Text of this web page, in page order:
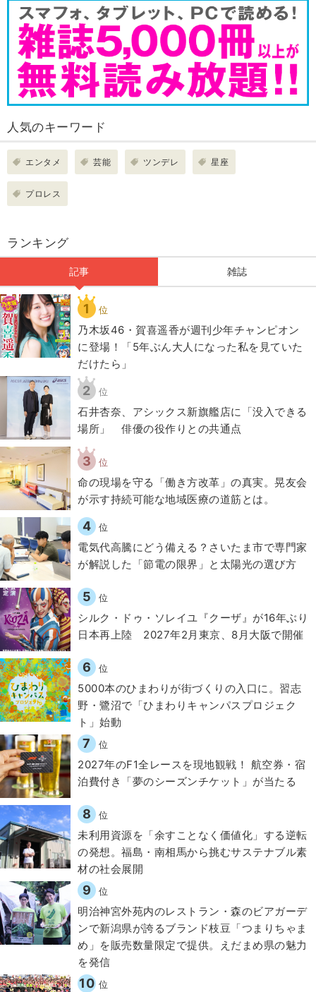
人気のキーワード
エンタメ 芸能 ツンデレ 星座
プロレス
ランキング
記事 雑誌
1 位
乃木坂46・賀喜遥香が週刊少年チャンピオン
に登場！「5年ぶん大人になった私を見ていた
だけたら」
2 位
石井杏奈、アシックス新旗艦店に「没入できる
場所」 俳優の役作りとの共通点
3 位
​命の現場を守る「働き方改革」の真実。晃友会
が示す持続可能な地域医療の道筋とは。
4 位
電気代高騰にどう備える？さいたま市で専門家
が解説した「節電の限界」と太陽光の選び方
5 位
シルク・ドゥ・ソレイユ『クーザ』が16年ぶり
日本再上陸 2027年2月東京、8月大阪で開催
6 位
5000本のひまわりが街づくりの入口に。習志
野・鷺沼で「ひまわりキャンパスプロジェク
ト」始動
7 位
2027年のF1全レースを現地観戦！ 航空券・宿
泊費付き「夢のシーズンチケット」が当たる
8 位
​​未利用資源を「余すことなく価値化」する逆転
の発想。福島・南相馬から挑むサステナブル素
材の社会展開​
9 位
明治神宮外苑内のレストラン・森のビアガーデ
ンで新潟県が誇るブランド枝豆「つまりちゃま
め」を販売数量限定で提供。えだまめ県の魅力
を発信
10 位